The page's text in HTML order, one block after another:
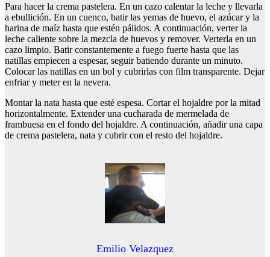
Para hacer la crema pastelera. En un cazo calentar la leche y llevarla
a ebullición. En un cuenco, batir las yemas de huevo, el azúcar y la
harina de maíz hasta que estén pálidos. A continuación, verter la
leche caliente sobre la mezcla de huevos y remover. Verterla en un
cazo limpio. Batir constantemente a fuego fuerte hasta que las
natillas empiecen a espesar, seguir batiendo durante un minuto.
Colocar las natillas en un bol y cubrirlas con film transparente. Dejar
enfriar y meter en la nevera.
Montar la nata hasta que esté espesa. Cortar el hojaldre por la mitad
horizontalmente. Extender una cucharada de mermelada de
frambuesa en el fondo del hojaldre. A continuación, añadir una capa
de crema pastelera, nata y cubrir con el resto del hojaldre.
Emilio Velazquez